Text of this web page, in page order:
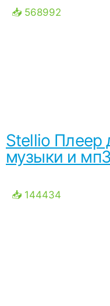
📥 568992
Stellio Плеер
музыки и мп3
📥 144434